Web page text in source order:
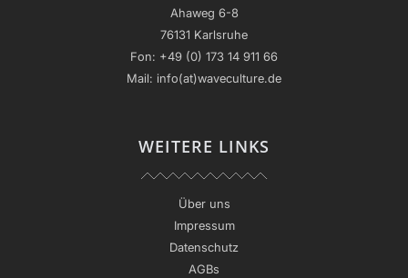
Ahaweg 6-8
76131 Karlsruhe
Fon: +49 (0) 173 14 911 66
Mail: info(at)waveculture.de
WEITERE LINKS
Über uns
Impressum
Datenschutz
AGBs